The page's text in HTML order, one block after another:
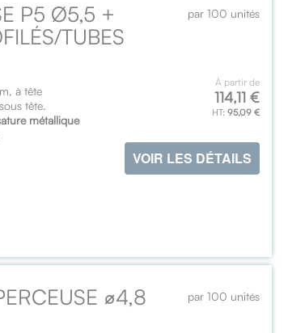
par 100 unités
P5 Ø5,5 +
TUBES
À partir de
114,11 €
95,09 €
VOIR LES DÉTAILS
à tête
tête.
métallique
par 100 unités
⌀4,8